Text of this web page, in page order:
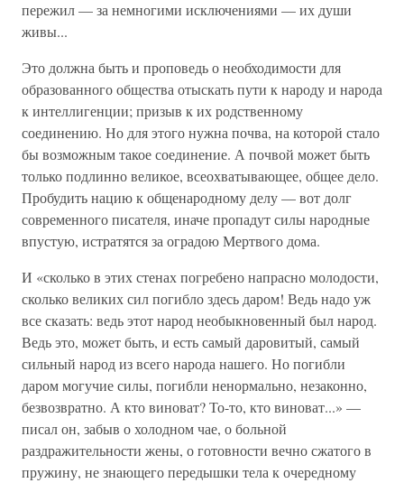
пережил — за немногими исключениями — их души
живы...
Это должна быть и проповедь о необходимости для
образованного общества отыскать пути к народу и народа
к интеллигенции; призыв к их родственному
соединению. Но для этого нужна почва, на которой стало
бы возможным такое соединение. А почвой может быть
только подлинно великое, всеохватывающее, общее дело.
Пробудить нацию к общенародному делу — вот долг
современного писателя, иначе пропадут силы народные
впустую, истратятся за оградою Мертвого дома.
И «сколько в этих стенах погребено напрасно молодости,
сколько великих сил погибло здесь даром! Ведь надо уж
все сказать: ведь этот народ необыкновенный был народ.
Ведь это, может быть, и есть самый даровитый, самый
сильный народ из всего народа нашего. Но погибли
даром могучие силы, погибли ненормально, незаконно,
безвозвратно. А кто виноват? То-то, кто виноват...» —
писал он, забыв о холодном чае, о больной
раздражительности жены, о готовности вечно сжатого в
пружину, не знающего передышки тела к очередному